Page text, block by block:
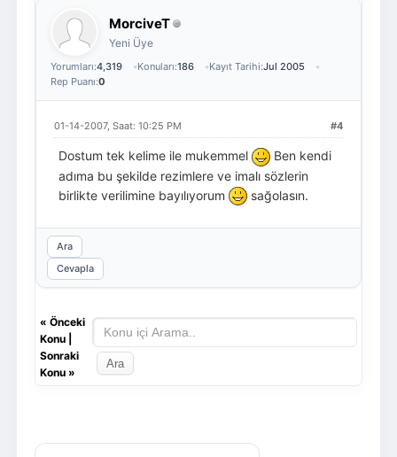
MorciveT
Yeni Üye
Yorumları:4,319 Konuları:186 Kayıt Tarihi:Jul 2005
Rep Puanı:0
#4
01-14-2007, Saat: 10:25 PM
Dostum tek kelime ile mukemmel
Ben kendi
adıma bu şekilde rezimlere ve imalı sözlerin
birlikte verilimine bayılıyorum
sağolasın.
Ara
Cevapla
« Önceki
Konu|
Sonraki
Konu»